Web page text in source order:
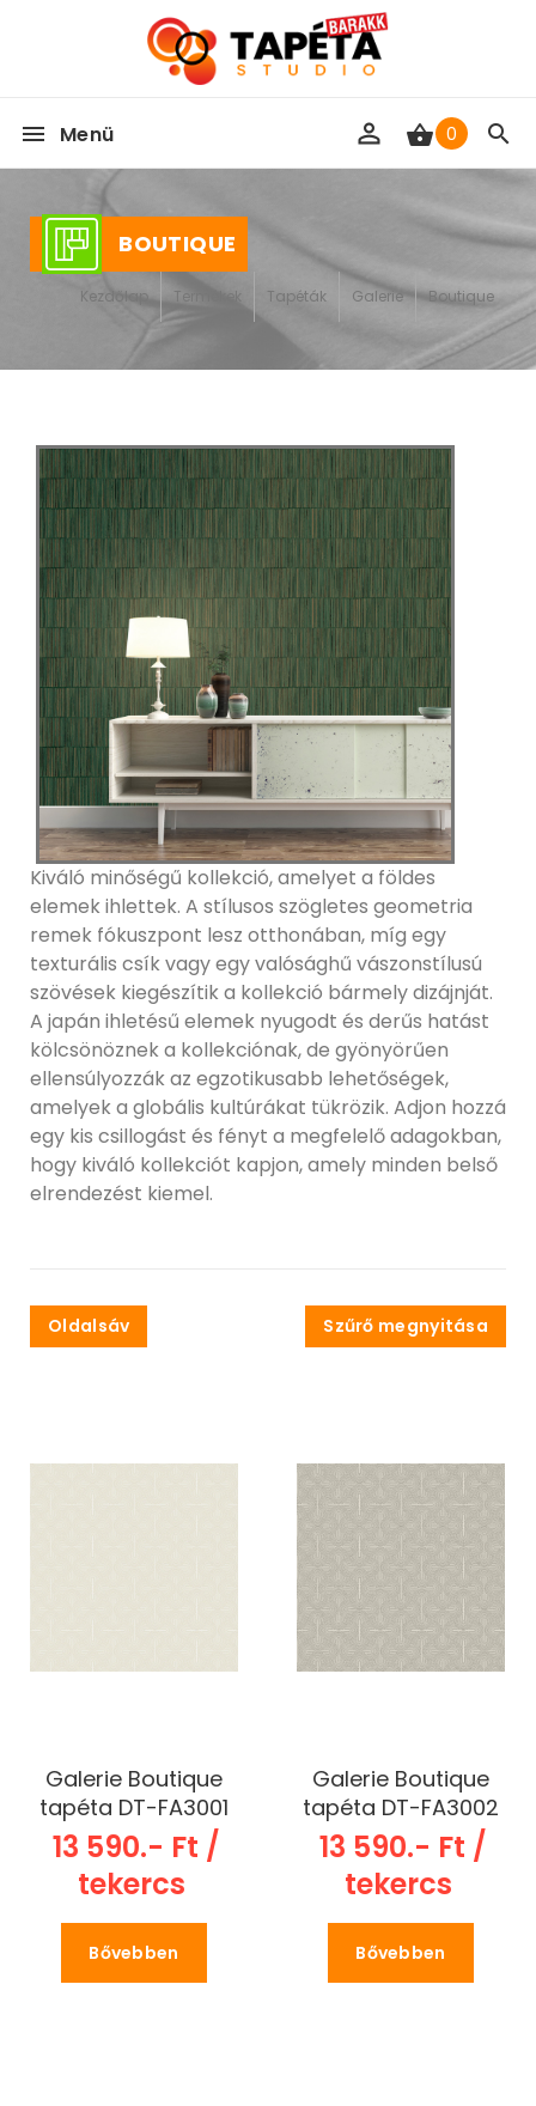
Menü 0
BOUTIQUE
Kezdőlap Termékek Tapéták Galerie Boutique
Kiváló minőségű kollekció, amelyet a földes
elemek ihlettek. A stílusos szögletes geometria
remek fókuszpont lesz otthonában, míg egy
texturális csík vagy egy valósághű vászonstílusú
szövések kiegészítik a kollekció bármely dizájnját.
A japán ihletésű elemek nyugodt és derűs hatást
kölcsönöznek a kollekciónak, de gyönyörűen
ellensúlyozzák az egzotikusabb lehetőségek,
amelyek a globális kultúrákat tükrözik. Adjon hozzá
egy kis csillogást és fényt a megfelelő adagokban,
hogy kiváló kollekciót kapjon, amely minden belső
elrendezést kiemel.
Oldalsáv Szűrő megnyitása
Galerie Boutique
tapéta DT-FA3001
13 590.- Ft /
tekercs
Bővebben
Galerie Boutique
tapéta DT-FA3002
13 590.- Ft /
tekercs
Bővebben